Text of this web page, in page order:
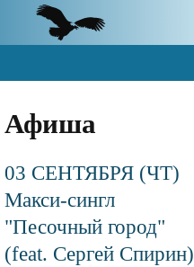
main
Афиша
03 СЕНТЯБРЯ (ЧТ)
Макси-сингл
"Песочный город"
(feat. Сергей Спирин)